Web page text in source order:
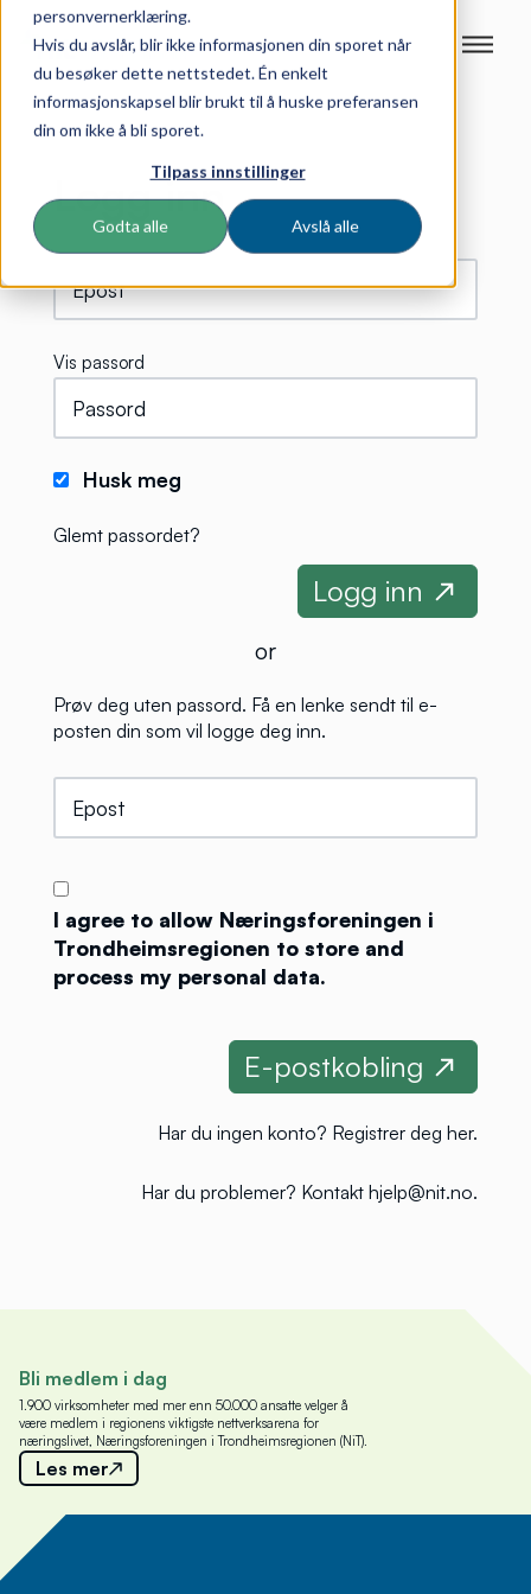
personvernerklæring.
Hvis du avslår, blir ikke informasjonen din sporet når
du besøker dette nettstedet. Én enkelt
informasjonskapsel blir brukt til å huske preferansen
din om ikke å bli sporet.
Tilpass innstillinger
Godta alle Avslå alle
Logg inn
Vis passord
Husk meg
Glemt passordet?
or
Prøv deg uten passord. Få en lenke sendt til e-
posten din som vil logge deg inn.
I agree to allow Næringsforeningen i
Trondheimsregionen to store and
process my personal data.
Har du ingen konto? Registrer deg her.
Har du problemer? Kontakt hjelp@nit.no.
Bli medlem i dag
1.900 virksomheter med mer enn 50.000 ansatte velger å
være medlem i regionens viktigste nettverksarena for
næringslivet, Næringsforeningen i Trondheimsregionen (NiT).
Les mer